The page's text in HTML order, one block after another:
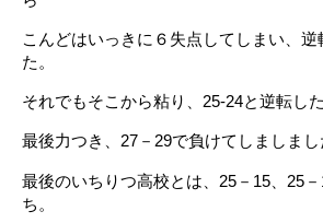
こんどはいっきに６失点してしまい、
た。
それでもそこから粘り、25-24と逆転し
最後力つき、27－29で負けてしましまし
最後のいちりつ高校とは、25－15、25
ち。